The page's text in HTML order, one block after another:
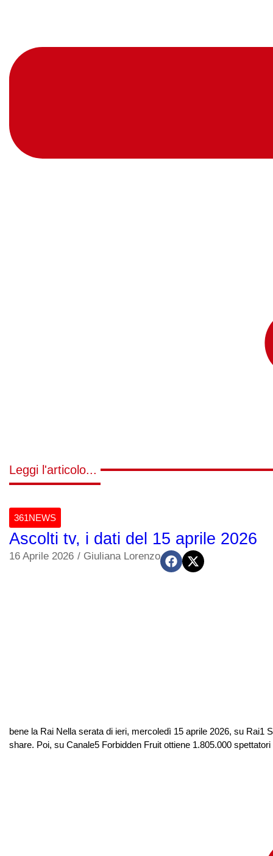
Leggi l'articolo...
361NEWS
Ascolti tv, i dati del 15 aprile 2026
16 Aprile 2026 / Giuliana Lorenzo
bene la Rai Nella serata di ieri, mercoledì 15 aprile 2026, su Rai1
share. Poi, su Canale5 Forbidden Fruit ottiene 1.805.000